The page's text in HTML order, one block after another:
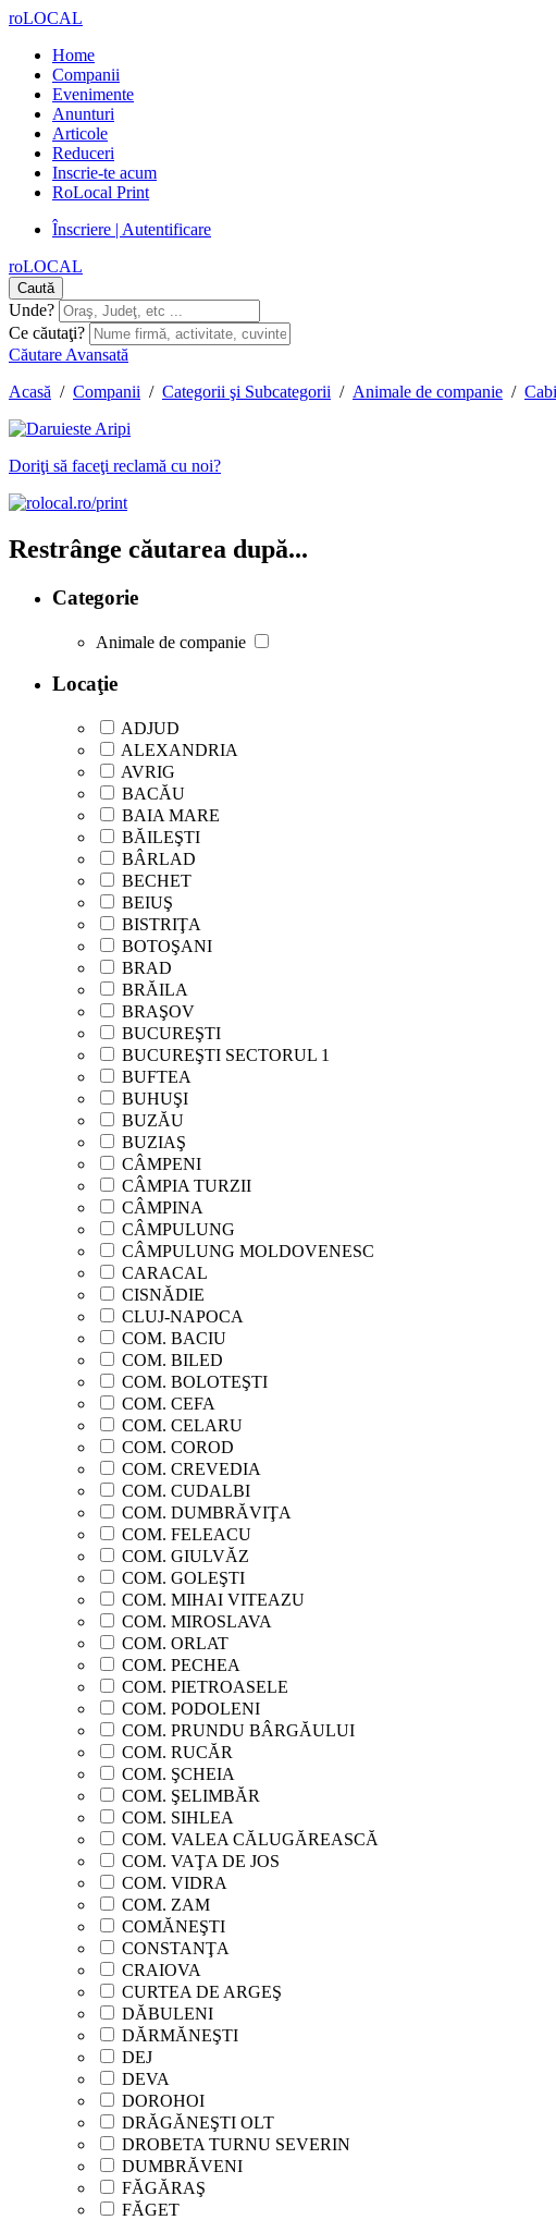
roLOCAL
Home
Companii
Evenimente
Anunturi
Articole
Reduceri
Inscrie-te acum
RoLocal Print
Înscriere | Autentificare
roLOCAL
Caută
Unde?
Ce căutaţi?
Căutare Avansată
Acasă / Companii / Categorii şi Subcategorii / Animale de companie /
Doriţi să faceţi reclamă cu noi?
Restrânge căutarea după...
Categorie
Animale de companie
Locaţie
ADJUD
ALEXANDRIA
AVRIG
BACĂU
BAIA MARE
BĂILEŞTI
BÂRLAD
BECHET
BEIUŞ
BISTRIŢA
BOTOŞANI
BRAD
BRĂILA
BRAŞOV
BUCUREŞTI
BUCUREŞTI SECTORUL 1
BUFTEA
BUHUŞI
BUZĂU
BUZIAŞ
CÂMPENI
CÂMPIA TURZII
CÂMPINA
CÂMPULUNG
CÂMPULUNG MOLDOVENESC
CARACAL
CISNĂDIE
CLUJ-NAPOCA
COM. BACIU
COM. BILED
COM. BOLOTEŞTI
COM. CEFA
COM. CELARU
COM. COROD
COM. CREVEDIA
COM. CUDALBI
COM. DUMBRĂVIŢA
COM. FELEACU
COM. GIULVĂZ
COM. GOLEŞTI
COM. MIHAI VITEAZU
COM. MIROSLAVA
COM. ORLAT
COM. PECHEA
COM. PIETROASELE
COM. PODOLENI
COM. PRUNDU BÂRGĂULUI
COM. RUCĂR
COM. ŞCHEIA
COM. ŞELIMBĂR
COM. SIHLEA
COM. VALEA CĂLUGĂREASCĂ
COM. VAŢA DE JOS
COM. VIDRA
COM. ZAM
COMĂNEŞTI
CONSTANŢA
CRAIOVA
CURTEA DE ARGEŞ
DĂBULENI
DĂRMĂNEŞTI
DEJ
DEVA
DOROHOI
DRĂGĂNEŞTI OLT
DROBETA TURNU SEVERIN
DUMBRĂVENI
FĂGĂRAŞ
FĂGET